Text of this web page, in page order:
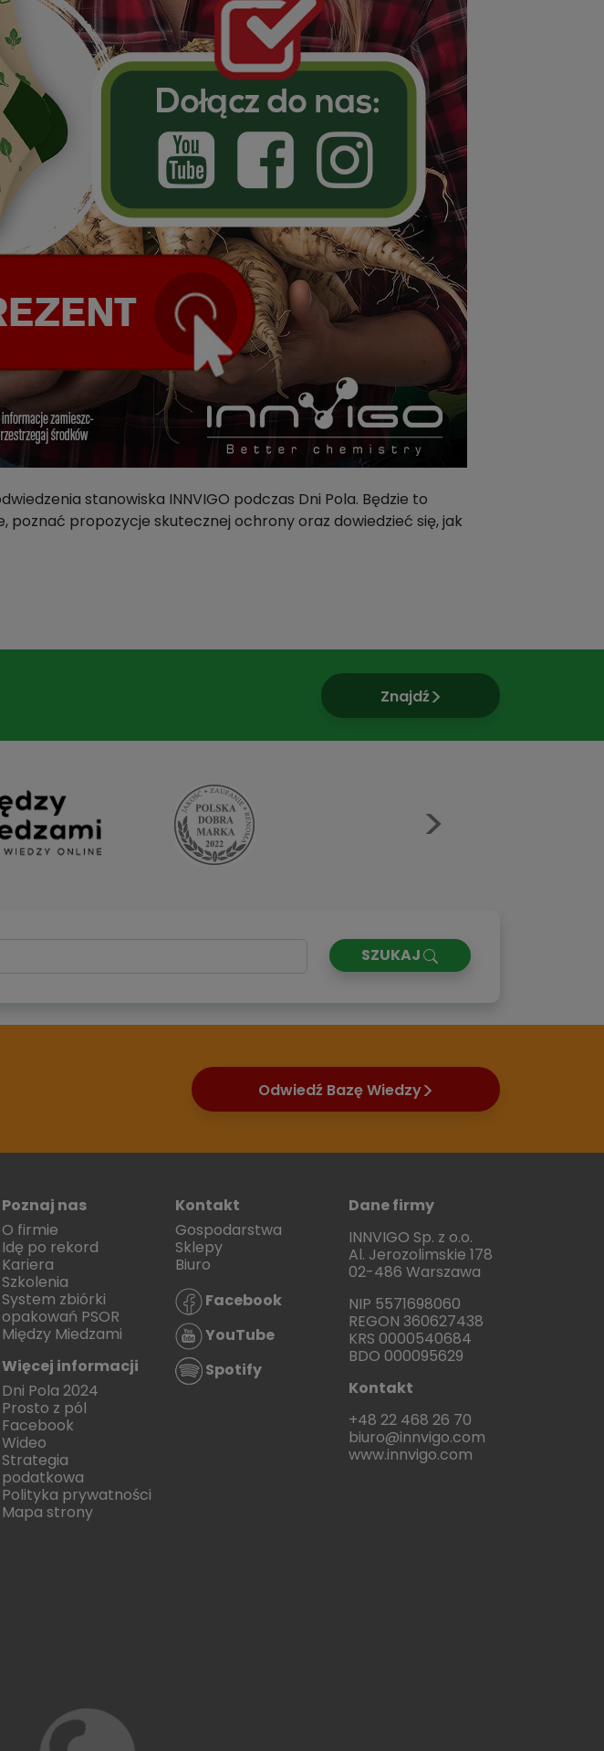
stanowiska INNVIGO podczas Dni Pola. Będzie to
propozycje skutecznej ochrony oraz dowiedzieć się, jak
Znajdź
SZUKAJ
Odwiedź Bazę Wiedzy
Poznaj nas
O firmie
Idę po rekord
Kariera
Szkolenia
System zbiórki
opakowań PSOR
Między Miedzami
Więcej informacji
Dni Pola 2024
Prosto z pól
Facebook
Wideo
Strategia
podatkowa
Polityka prywatności
Mapa strony
Kontakt
Gospodarstwa
Sklepy
Biuro
Facebook
YouTube
Spotify
Dane firmy
INNVIGO Sp. z o.o.
Al. Jerozolimskie 178
02-486 Warszawa
NIP 5571698060
REGON 360627438
KRS 0000540684
BDO 000095629
Kontakt
+48 22 468 26 70
biuro@innvigo.com
www.innvigo.com